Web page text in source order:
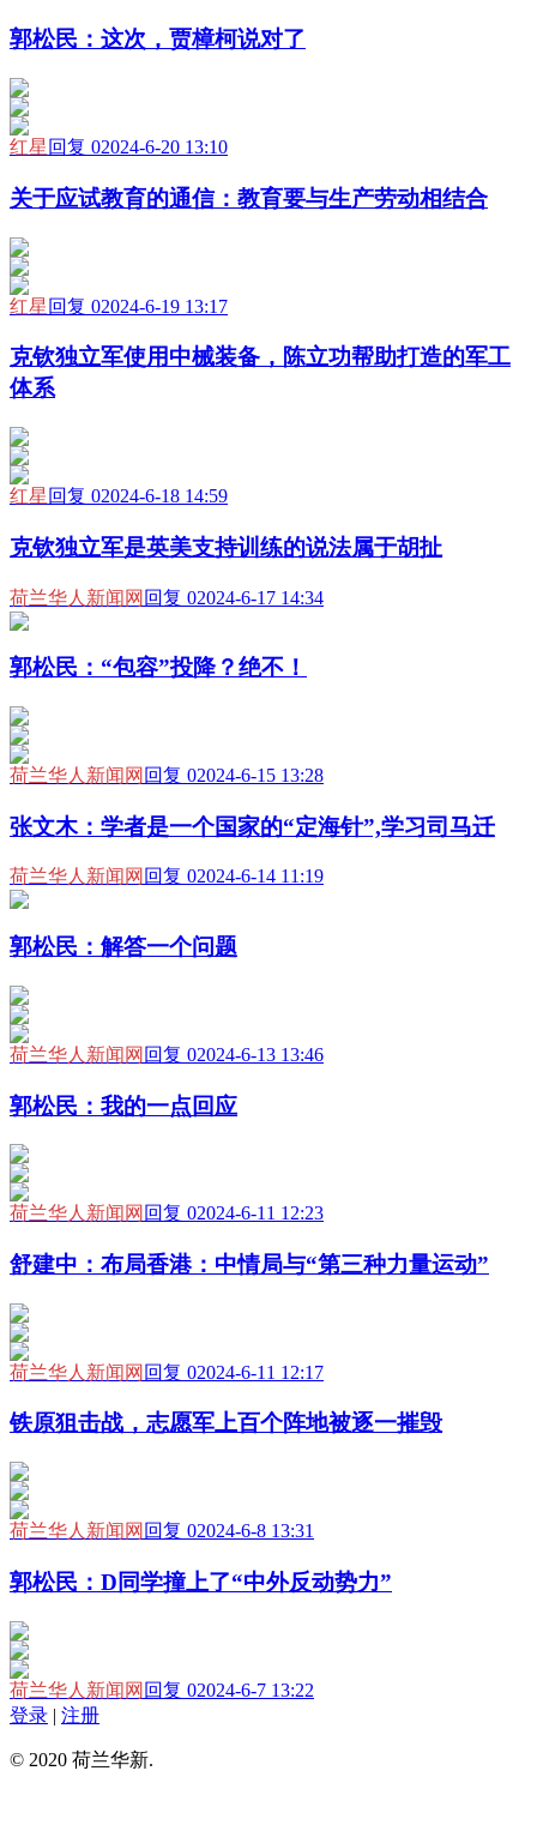
郭松民：这次，贾樟柯说对了
红星 回复 02024-6-20 13:10
关于应试教育的通信：教育要与生产劳动相结合
红星 回复 02024-6-19 13:17
克钦独立军使用中械装备，陈立功帮助打造的军工
体系
红星 回复 02024-6-18 14:59
克钦独立军是英美支持训练的说法属于胡扯
荷兰华人新闻网 回复 02024-6-17 14:34
郭松民：“包容”投降？绝不！
荷兰华人新闻网 回复 02024-6-15 13:28
张文木：学者是一个国家的“定海针”,学习司马迁
荷兰华人新闻网 回复 02024-6-14 11:19
郭松民：解答一个问题
荷兰华人新闻网 回复 02024-6-13 13:46
郭松民：我的一点回应
荷兰华人新闻网 回复 02024-6-11 12:23
舒建中：布局香港：中情局与“第三种力量运动”
荷兰华人新闻网 回复 02024-6-11 12:17
铁原狙击战，志愿军上百个阵地被逐一摧毁
荷兰华人新闻网 回复 02024-6-8 13:31
郭松民：D同学撞上了“中外反动势力”
荷兰华人新闻网 回复 02024-6-7 13:22
登录 | 注册
© 2020 荷兰华新.